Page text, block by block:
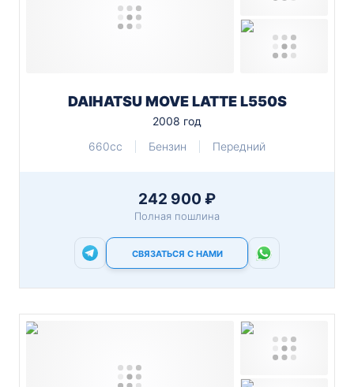
DAIHATSU MOVE LATTE L550S
2008 год
660cc
Бензин Передний
242 900 ₽
Полная пошлина
СВЯЗАТЬСЯ С НАМИ